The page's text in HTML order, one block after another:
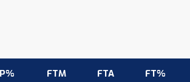
FTM FTA FT%